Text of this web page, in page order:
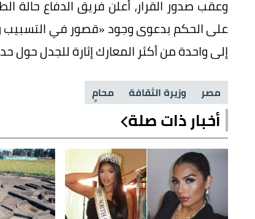
وعقب صدور القرار، أعلن فريق الدفاع
على الحكم بدعوى وجود «قصور في التسبيب
إلى واحدة من أكثر المعارك إثارة للجدل
مصر وزيرة الثقافة محامٍ
أخبار ذات صلة